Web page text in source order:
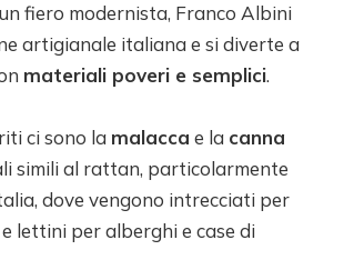
fiero modernista, Franco Albini
artigianale italiana e si diverte a
materiali poveri e semplici.
ci sono la malacca e la canna
simili al rattan, particolarmente
dove vengono intrecciati per
lettini per alberghi e case di